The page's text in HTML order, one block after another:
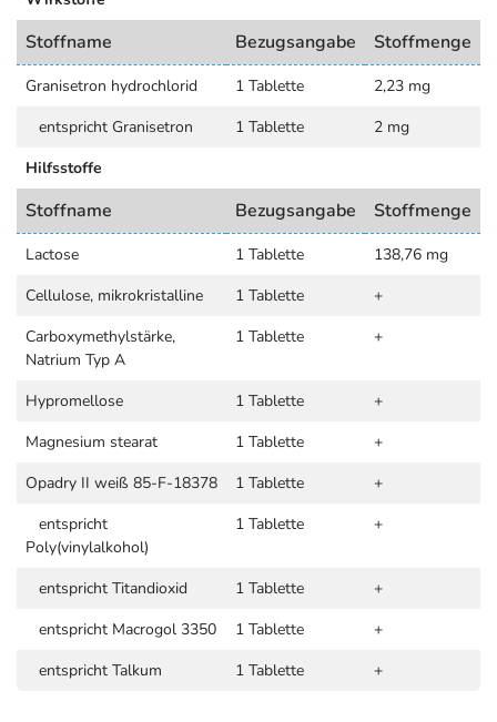
Stoffname Bezugsangabe Stoffmenge
Granisetron hydrochlorid 1 Tablette
2,23 mg
entspricht Granisetron
1 Tablette
2 mg
Hilfsstoffe
Stoffname Bezugsangabe Stoffmenge
Lactose 1 Tablette
138,76 mg
Cellulose, mikrokristalline
1 Tablette
+
Carboxymethylstärke,
Natrium Typ A
1 Tablette +
Hypromellose 1 Tablette
+
Magnesium stearat
1 Tablette
+
Opadry II weiß 85-F-18378
1 Tablette
+
entspricht
Poly(vinylalkohol)
1 Tablette +
entspricht Titandioxid 1 Tablette
+
entspricht Macrogol 3350
1 Tablette
+
entspricht Talkum
1 Tablette +